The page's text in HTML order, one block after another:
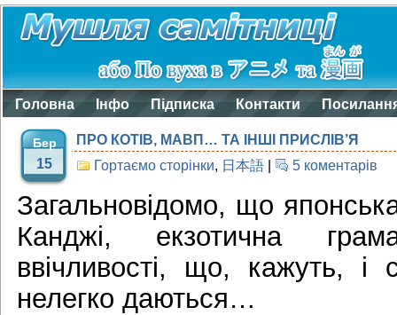
Головна Інфо Підписка Контакти
Бер
15
ПРО КОТІВ, МАВП… ТА ІНШІ ПРИСЛІВ’Я
Гортаємо сторінки, 日本語 5 коментарів
Загальновідомо, що
Канджі, екзотична
ввічливості, що, кажуть,
нелегко даються…